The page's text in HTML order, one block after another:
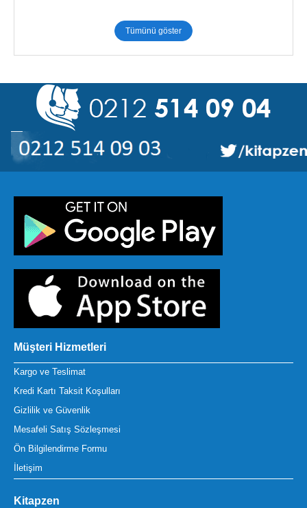
Tümünü göster
Müşteri Hizmetleri
Kargo ve Teslimat
Kredi Kartı Taksit Koşulları
Gizlilik ve Güvenlik
Mesafeli Satış Sözleşmesi
Ön Bilgilendirme Formu
İletişim
Kitapzen